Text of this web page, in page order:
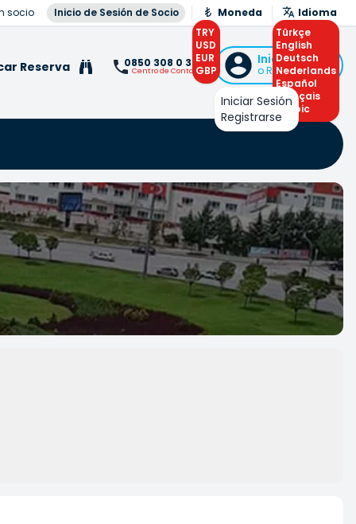
socio Inicio de Sesión de Socio
Moneda
TRY
USD
EUR
GBP
Idioma
Türkçe
English
Deutsch
Nederlands
Español
Français
Arabic
Reserva 0850 308 0 308
Centro de Contacto
Iniciar Sesión
o Registrarse
Iniciar Sesión
Registrarse